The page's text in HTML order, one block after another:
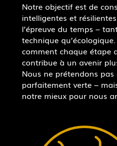
Notre objectif est de
intelligentes et
l’épreuve du temps –
technique
comment chaque étape
contribue à un avenir
Nous ne prétendons
parfaitement verte –
notre mieux pour nous